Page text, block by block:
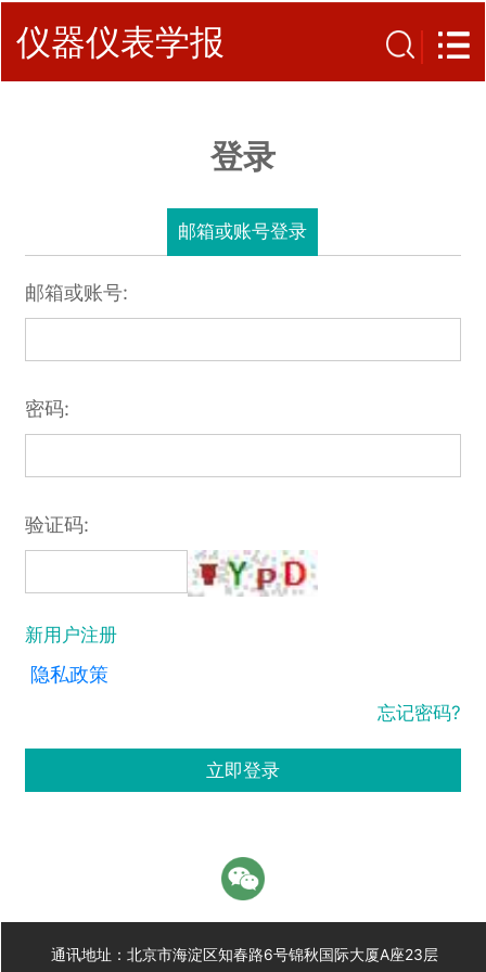
仪器仪表学报
登录
邮箱或账号登录
邮箱或账号:
密码:
验证码:
新用户注册
隐私政策
忘记密码?
立即登录
通讯地址：北京市海淀区知春路6号锦秋国际大厦A座23层